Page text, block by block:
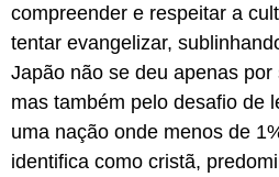
compreender e respeitar a
tentar evangelizar,
Japão não se deu apenas
mas também pelo desafio de
uma nação onde menos de
identifica como cristã,